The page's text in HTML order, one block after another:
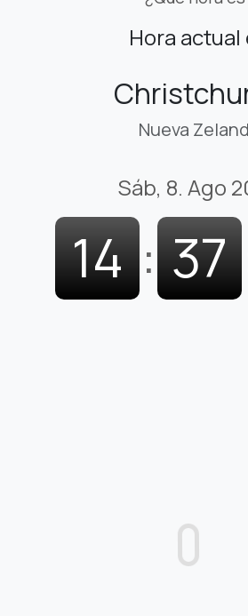
Hora actual
Nueva
Sáb, 8. Ago
14 : 37